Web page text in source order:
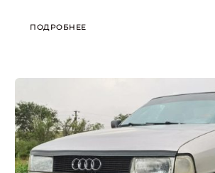
ПОДРОБНЕЕ